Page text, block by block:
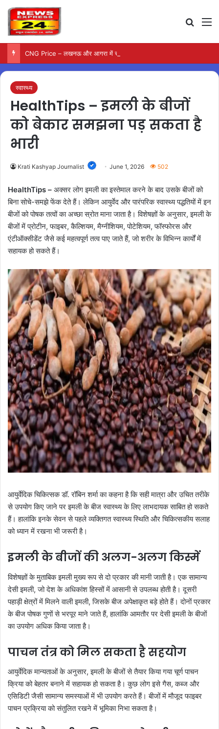
CNG Price – लखनऊ और आगरा में सीएनजी के दाम बढ़े, नई दरें लागू…
स्वास्थ्य
HealthTips – इमली के बीजों
को बेकार समझना पड़ सकता है
भारी
Krati Kashyap Journalist June 1, 2026 502
HealthTips – अक्सर लोग इमली का इस्तेमाल करने के बाद उसके बीजों को
बिना सोचे-समझे फेंक देते हैं। लेकिन आयुर्वेद और पारंपरिक स्वास्थ्य पद्धतियों में इन
बीजों को पोषक तत्वों का अच्छा स्रोत माना जाता है। विशेषज्ञों के अनुसार, इमली के
बीजों में प्रोटीन, फाइबर, कैल्शियम, मैग्नीशियम, पोटेशियम, फॉस्फोरस और
एंटीऑक्सीडेंट जैसे कई महत्वपूर्ण तत्व पाए जाते हैं, जो शरीर के विभिन्न कार्यों में
सहायक हो सकते हैं।
आयुर्वेदिक चिकित्सक डॉ. रॉबिन शर्मा का कहना है कि सही मात्रा और उचित तरीके
से उपयोग किए जाने पर इमली के बीज स्वास्थ्य के लिए लाभदायक साबित हो सकते
हैं। हालांकि इनके सेवन से पहले व्यक्तिगत स्वास्थ्य स्थिति और चिकित्सकीय सलाह
को ध्यान में रखना भी जरूरी है।
इमली के बीजों की अलग-अलग किस्में
विशेषज्ञों के मुताबिक इमली मुख्य रूप से दो प्रकार की मानी जाती है। एक सामान्य
देसी इमली, जो देश के अधिकांश हिस्सों में आसानी से उपलब्ध होती है। दूसरी
पहाड़ी क्षेत्रों में मिलने वाली इमली, जिसके बीज अपेक्षाकृत बड़े होते हैं। दोनों प्रकार
के बीज पोषक गुणों से भरपूर माने जाते हैं, हालांकि आमतौर पर देसी इमली के बीजों
का उपयोग अधिक किया जाता है।
पाचन तंत्र को मिल सकता है सहयोग
आयुर्वेदिक मान्यताओं के अनुसार, इमली के बीजों से तैयार किया गया चूर्ण पाचन
क्रिया को बेहतर बनाने में सहायक हो सकता है। कुछ लोग इसे गैस, कब्ज और
एसिडिटी जैसी सामान्य समस्याओं में भी उपयोग करते हैं। बीजों में मौजूद फाइबर
पाचन प्रक्रिया को संतुलित रखने में भूमिका निभा सकता है।